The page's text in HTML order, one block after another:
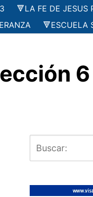
🔻LA FE DE JESUS
🔻ESCUELA